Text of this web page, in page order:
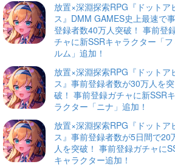
放置×深淵探索RPG『ドットア
ス』DMM GAMES史上最速で
登録者数40万人突破！ 事前登
チャに新SSRキャラクター「フ
ルム」追加！
放置×深淵探索RPG『ドットア
ス』事前登録者数が30万人を突
破！ 事前登録ガチャに新SSR
ラクター「ニナ」追加！
放置×深淵探索RPG『ドットア
ス』事前登録者数が5日間で20
人を突破！ 事前登録ガチャに
キャラクター追加！